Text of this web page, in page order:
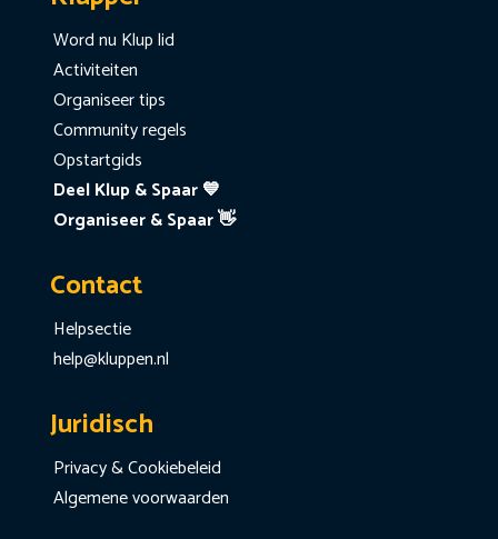
Word nu Klup lid
Activiteiten
Organiseer tips
Community regels
Opstartgids
Deel Klup & Spaar 💙
Organiseer & Spaar 👋
Contact
Helpsectie
help@kluppen.nl
Juridisch
Privacy & Cookiebeleid
Algemene voorwaarden